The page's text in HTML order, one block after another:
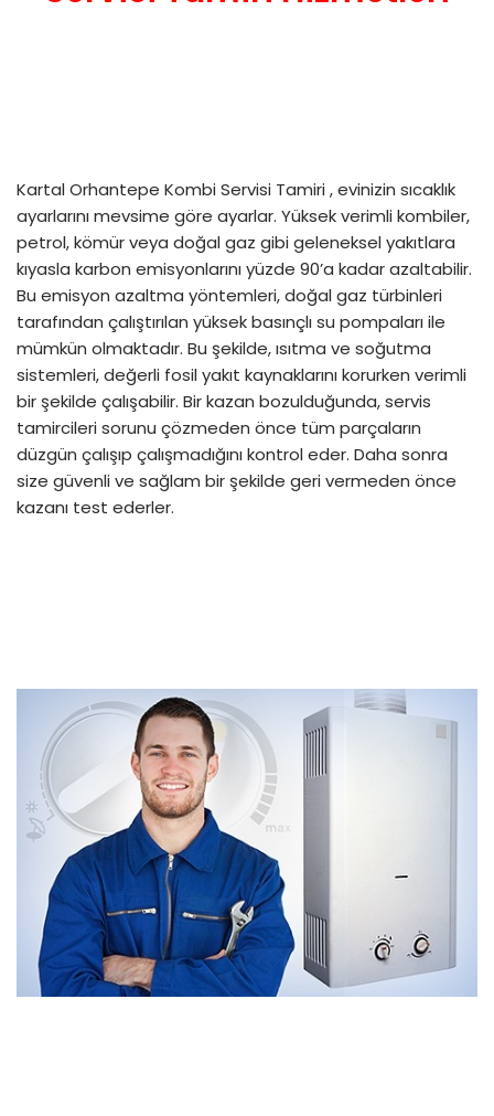
Kartal Orhantepe Kombi Servisi Tamiri , evinizin sıcaklık
ayarlarını mevsime göre ayarlar. Yüksek verimli kombiler,
petrol, kömür veya doğal gaz gibi geleneksel yakıtlara
kıyasla karbon emisyonlarını yüzde 90’a kadar azaltabilir.
Bu emisyon azaltma yöntemleri, doğal gaz türbinleri
tarafından çalıştırılan yüksek basınçlı su pompaları ile
mümkün olmaktadır. Bu şekilde, ısıtma ve soğutma
sistemleri, değerli fosil yakıt kaynaklarını korurken verimli
bir şekilde çalışabilir. Bir kazan bozulduğunda, servis
tamircileri sorunu çözmeden önce tüm parçaların
düzgün çalışıp çalışmadığını kontrol eder. Daha sonra
size güvenli ve sağlam bir şekilde geri vermeden önce
kazanı test ederler.